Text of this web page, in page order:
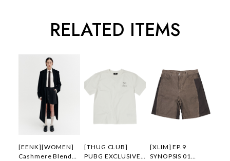
RELATED ITEMS
[EENK][WOMEN]
Cashmere Blend
[THUG CLUB]
PUBG EXCLUSIVE
[XLIM] EP.9
SYNOPSIS 01